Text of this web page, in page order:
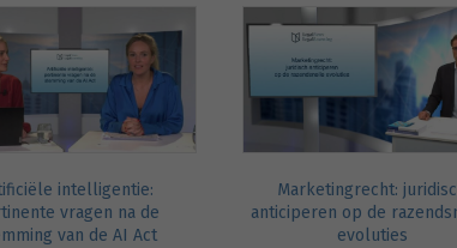
intelligentie:
vragen na de
van de AI Act
Marketingrecht:
anticiperen op de
evoluties